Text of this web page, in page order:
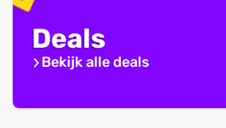
Deals
Bekijk alle deals